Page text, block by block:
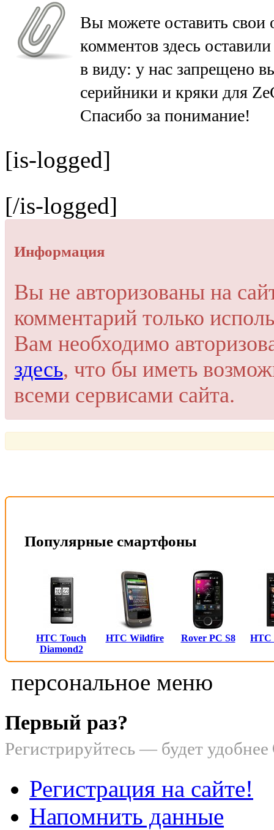
Вы можете оставить свои
комментов здесь
в виду: у нас запрещено
серийники и кряки для
Спасибо за понимание!
[is-logged]
[/is-logged]
Информация
Вы не авторизованы на
комментарий только
Вам необходимо
здесь, что бы иметь
всеми сервисами сайта.
Популярные смартфоны
HTC Touch
Diamond2
HTC Wildfire Rover PC S8 HTC
персональное меню
Первый раз?
Регистрируйтесь — будет удобнее
Регистрация на сайте!
Напомнить данные